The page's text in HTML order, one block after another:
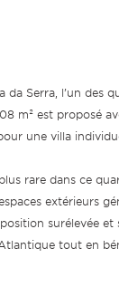
Serra, l’un des
m² est proposé
une villa
rare dans ce
extérieurs
surélevée
tout en